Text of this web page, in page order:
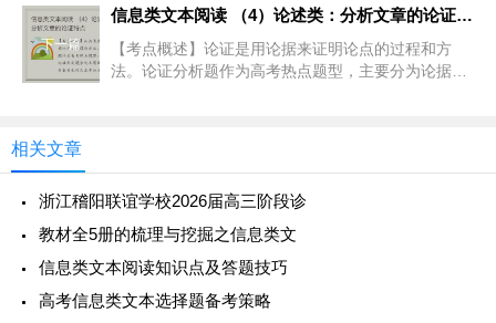
1.审题不细致,题干中答题的重要信息点没看清楚
就答题,出现与题干要求相悖的结论,例如“正确”与“不
2.信息筛选不全面,不能全面准确把握阅读材料中
3.细微差别未辨明，比较题干和原文相关信息
时，一些细微差别辨别不仔细，往往会出现“以偏概
全”“因果倒置”“并列不当” “逻辑混乱” 等问题。
涵与外延，它们是揭示事物本质属
下一篇
信息类文本阅读 （4）论述类：分析文章的论证特点
【考点概述】论证是用论据来证明论点的过程和方
法。论证分析题作为高考热点题型，主要分为论据判
相关文章
浙江稽阳联谊学校2026届高三阶段诊
教材全5册的梳理与挖掘之信息类文
信息类文本阅读知识点及答题技巧
高考信息类文本选择题备考策略